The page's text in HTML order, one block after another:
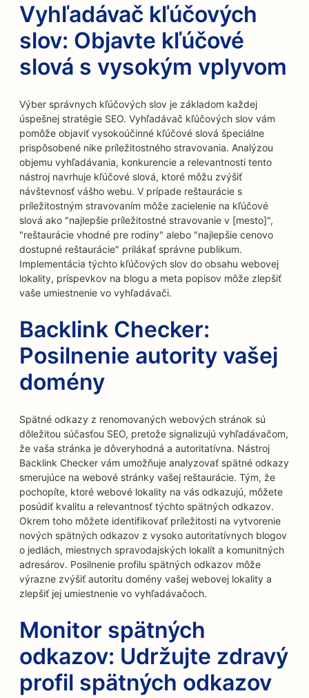
Vyhľadávač kľúčových
slov: Objavte kľúčové
slová s vysokým vplyvom
Výber správnych kľúčových slov je základom každej
úspešnej stratégie SEO. Vyhľadávač kľúčových slov vám
pomôže objaviť vysokoúčinné kľúčové slová špeciálne
prispôsobené nike príležitostného stravovania. Analýzou
objemu vyhľadávania, konkurencie a relevantnosti tento
nástroj navrhuje kľúčové slová, ktoré môžu zvýšiť
návštevnosť vášho webu. V prípade reštaurácie s
príležitostným stravovaním môže zacielenie na kľúčové
slová ako "najlepšie príležitostné stravovanie v [mesto]",
"reštaurácie vhodné pre rodiny" alebo "najlepšie cenovo
dostupné reštaurácie" prilákať správne publikum.
Implementácia týchto kľúčových slov do obsahu webovej
lokality, príspevkov na blogu a meta popisov môže zlepšiť
vaše umiestnenie vo vyhľadávači.
Backlink Checker:
Posilnenie autority vašej
domény
Spätné odkazy z renomovaných webových stránok sú
dôležitou súčasťou SEO, pretože signalizujú vyhľadávačom,
že vaša stránka je dôveryhodná a autoritatívna. Nástroj
Backlink Checker vám umožňuje analyzovať spätné odkazy
smerujúce na webové stránky vašej reštaurácie. Tým, že
pochopíte, ktoré webové lokality na vás odkazujú, môžete
posúdiť kvalitu a relevantnosť týchto spätných odkazov.
Okrem toho môžete identifikovať príležitosti na vytvorenie
nových spätných odkazov z vysoko autoritatívnych blogov
o jedlách, miestnych spravodajských lokalít a komunitných
adresárov. Posilnenie profilu spätných odkazov môže
výrazne zvýšiť autoritu domény vašej webovej lokality a
zlepšiť jej umiestnenie vo vyhľadávačoch.
Monitor spätných
odkazov: Udržujte zdravý
profil spätných odkazov